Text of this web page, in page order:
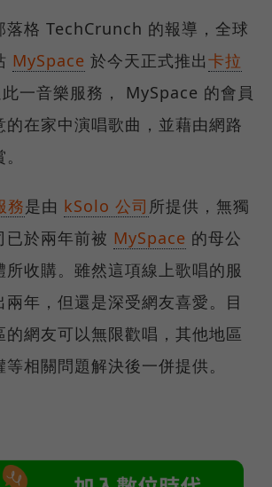
落格 TechCrunch 的報導，全球
MySpace 於今天正式推出卡拉
一音樂服務， MySpace 的會員
的在家中演唱歌曲，並藉由網路
務是由 kSolo 公司 所提供，無獨
已於兩年前被 MySpace 的母公
收購。雖然這項線上歌唱的服
兩年，但還是深受網友喜愛。目
的網友可以無限歡唱，其他地區
相關問題解決後一併提供。